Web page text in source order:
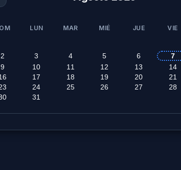
LUN MAR MIÉ JUE VIE
2
3 4 5 6 7
9
10 11 12 13 14
17 18 19 20 21
24 25 26 27 28
31